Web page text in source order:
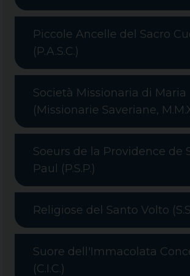
Piccole Ancelle del Sacro
(P.A.S.C.)
Società Missionaria di Maria
(Missionarie Saveriane,
Soeurs de la Providence de
Paul (P.S.P.)
Religiose del Santo Volto
Suore dell'Immacolata
(C.I.C.)